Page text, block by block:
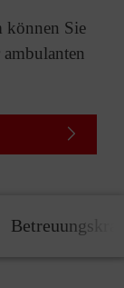
können Sie